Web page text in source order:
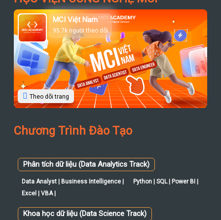
MCI Việt Nam
95.7k người theo dõi
Theo dõi trang
Chương Trình Đào Tạo
Phân tích dữ liệu (Data Analytics Track)
Data Analyst | Business Intelligence |
Python | SQL | Power BI |
Excel | VBA |
Khoa học dữ liệu (Data Science Track)